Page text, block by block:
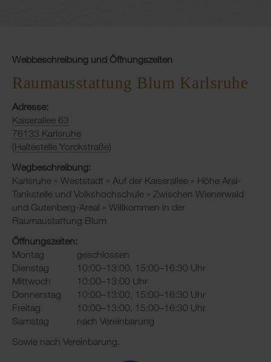
Webbeschreibung und Öffnungszeiten
Raumausstattung Blum Karlsruhe
Adresse:
Kaiserallee 63
76133 Karlsruhe
(Haltestelle Yorckstraße)
Wegbeschreibung:
Karlsruhe » Weststadt » Auf der Kaiserallee » Höhe Aral-
Tankstelle und Volkshochschule » Zwischen Wienerwald
und Gutenberg-Areal » Willkommen in der
Raumaustattung Blum
Öffnungszeiten:
Montag
geschlossen
Dienstag
10:00–13:00, 15:00–16:30 Uhr
Mittwoch
10:00–13:00 Uhr
Donnerstag
10:00–13:00, 15:00–16:30 Uhr
Freitag
10:00–13:00, 15:00–16:30 Uhr
Samstag
nach Vereinbarung
Sowie nach Vereinbarung.